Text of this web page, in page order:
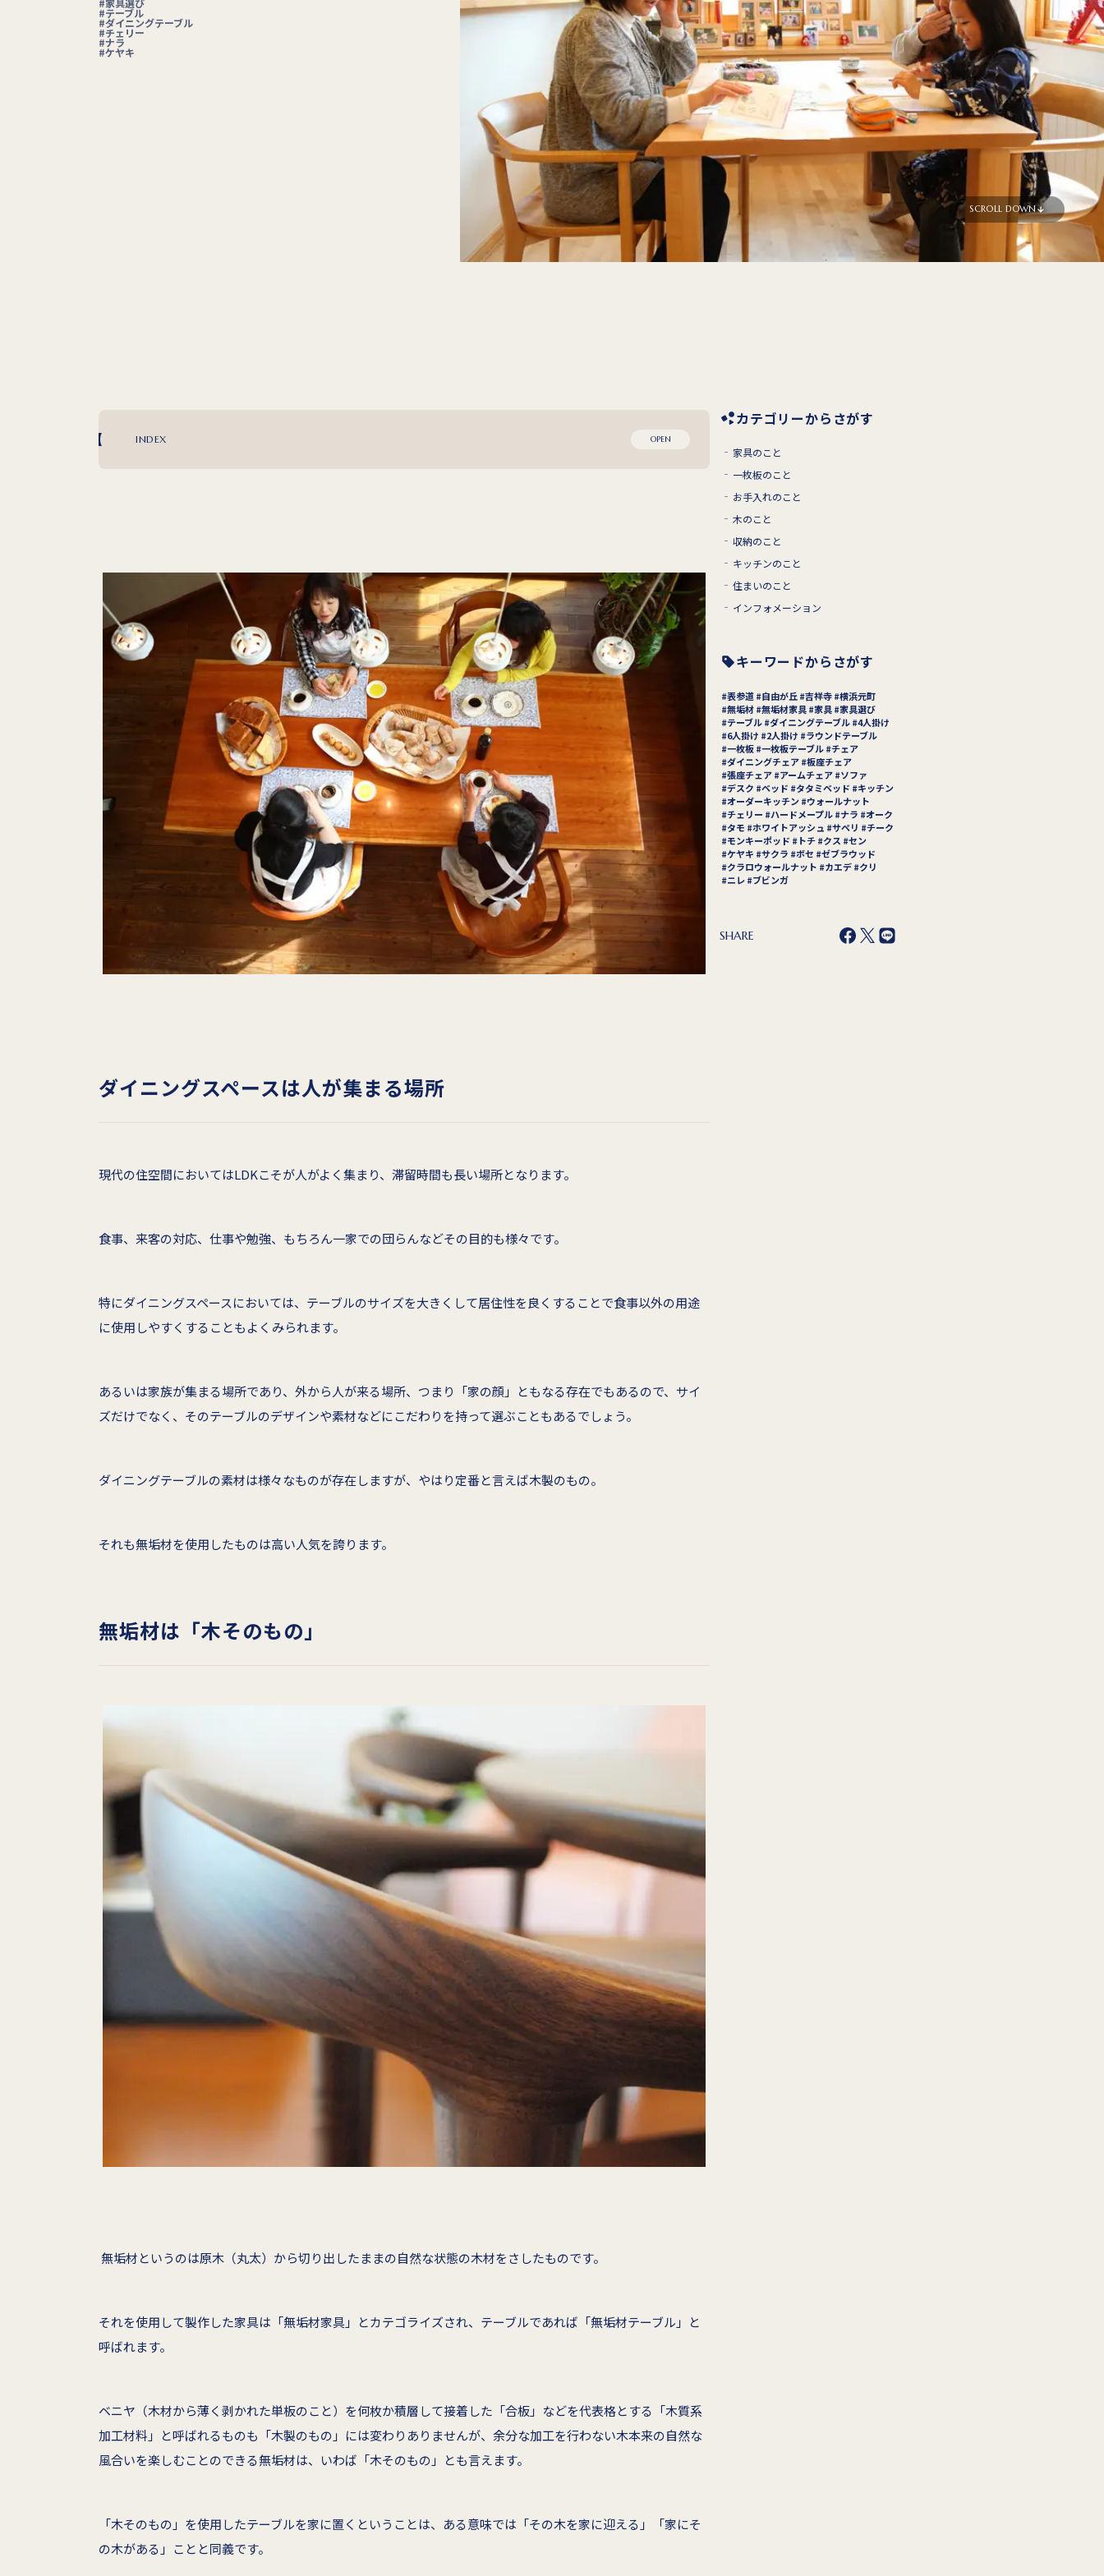
家具選び
テーブル
ダイニングテーブル
チェリー
ナラ
ケヤキ
SCROLL DOWN
INDEX OPEN
ダイニングスペースは人が集まる場所
現代の住空間においてはLDKこそが人がよく集まり、滞留時間も長い場所となります。
食事、来客の対応、仕事や勉強、もちろん一家での団らんなどその目的も様々です。
特にダイニングスペースにおいては、テーブルのサイズを大きくして居住性を良くすることで食事以外の用途
に使用しやすくすることもよくみられます。
あるいは家族が集まる場所であり、外から人が来る場所、つまり「家の顔」ともなる存在でもあるので、サイ
ズだけでなく、そのテーブルのデザインや素材などにこだわりを持って選ぶこともあるでしょう。
ダイニングテーブルの素材は様々なものが存在しますが、やはり定番と言えば木製のもの。
それも無垢材を使用したものは高い人気を誇ります。
無垢材は「木そのもの」
無垢材というのは原木（丸太）から切り出したままの自然な状態の木材をさしたものです。
それを使用して製作した家具は「無垢材家具」とカテゴライズされ、テーブルであれば「無垢材テーブル」と
呼ばれます。
ベニヤ（木材から薄く剥かれた単板のこと）を何枚か積層して接着した「合板」などを代表格とする「木質系
加工材料」と呼ばれるものも「木製のもの」には変わりありませんが、余分な加工を行わない木本来の自然な
風合いを楽しむことのできる無垢材は、いわば「木そのもの」とも言えます。
「木そのもの」を使用したテーブルを家に置くということは、ある意味では「その木を家に迎える」「家にそ
の木がある」ことと同義です。
カテゴリーからさがす
家具のこと
一枚板のこと
お手入れのこと
木のこと
収納のこと
キッチンのこと
住まいのこと
インフォメーション
キーワードからさがす
表参道 自由が丘 吉祥寺 横浜元町
無垢材 無垢材家具 家具
家具選び
テーブル ダイニングテーブル 4人掛け
6人掛け
2人掛け
ラウンドテーブル
一枚板 一枚板テーブル チェア
ダイニングチェア 板座チェア
張座チェア
アームチェア
ソファ
デスク
ベッド タタミベッド
キッチン
オーダーキッチン
ウォールナット
チェリー
ハードメープル ナラ
オーク
タモ
ホワイトアッシュ サペリ
チーク
モンキーポッド
トチ クス
セン
ケヤキ
サクラ ボセ
ゼブラウッド
クラロウォールナット
カエデ
クリ
ニレ
ブビンガ
SHARE